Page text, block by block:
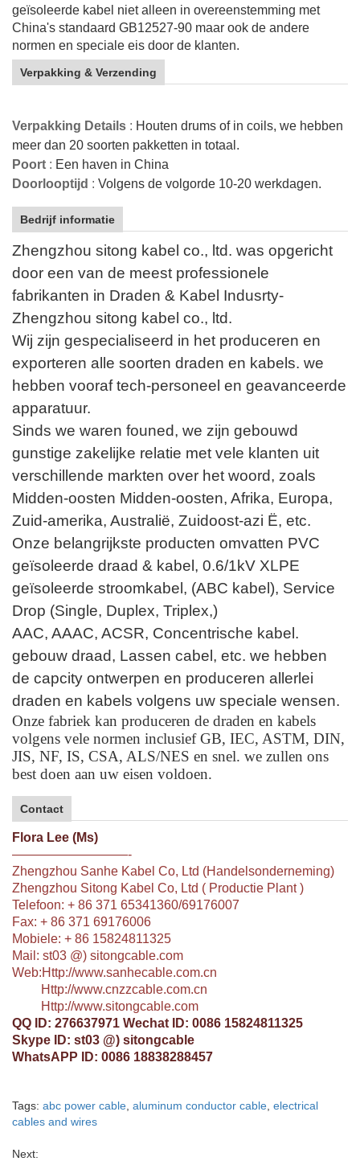
geïsoleerde kabel niet alleen in overeenstemming met
China's standaard GB12527-90 maar ook de andere
normen en speciale eis door de klanten.
Verpakking & Verzending
Verpakking Details : Houten drums of in coils, we hebben
meer dan 20 soorten pakketten in totaal.
Poort : Een haven in China
Doorlooptijd : Volgens de volgorde 10-20 werkdagen.
Bedrijf informatie
Zhengzhou sitong kabel co., ltd. was opgericht
door een van de meest professionele
fabrikanten in Draden & Kabel Indusrty-
Zhengzhou sitong kabel co., ltd.
Wij zijn gespecialiseerd in het produceren en
exporteren alle soorten draden en kabels. we
hebben vooraf tech-personeel en geavanceerde
apparatuur.
Sinds we waren founed, we zijn gebouwd
gunstige zakelijke relatie met vele klanten uit
verschillende markten over het woord, zoals
Midden-oosten Midden-oosten, Afrika, Europa,
Zuid-amerika, Australië, Zuidoost-azi Ë, etc.
Onze belangrijkste producten omvatten PVC
geïsoleerde draad & kabel, 0.6/1kV XLPE
geïsoleerde stroomkabel, (ABC kabel), Service
Drop (Single, Duplex, Triplex,)
AAC, AAAC, ACSR, Concentrische kabel.
gebouw draad, Lassen cabel, etc. we hebben
de capcity ontwerpen en produceren allerlei
draden en kabels volgens uw speciale wensen.
Onze fabriek kan produceren de draden en kabels
volgens vele normen inclusief GB, IEC, ASTM, DIN,
JIS, NF, IS, CSA, ALS/NES en snel. we zullen ons
best doen aan uw eisen voldoen.
Contact
Flora Lee (Ms)
—————————-
Zhengzhou Sanhe Kabel Co, Ltd (Handelsonderneming)
Zhengzhou Sitong Kabel Co, Ltd ( Productie Plant )
Telefoon: + 86 371 65341360/69176007
Fax: + 86 371 69176006
Mobiele: + 86 15824811325
Mail: st03 @) sitongcable.com
Web:Http://www.sanhecable.com.cn
Http://www.cnzzcable.com.cn
Http://www.sitongcable.com
QQ ID: 276637971 Wechat ID: 0086 15824811325
Skype ID: st03 @) sitongcable
WhatsAPP ID: 0086 18838288457
Tags: abc power cable aluminum conductor cable electrical
cables and wires
Next: